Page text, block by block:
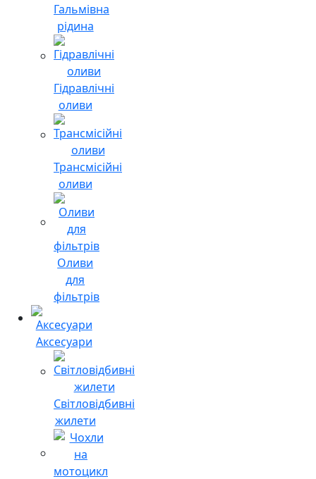
Гальмівна
рідина
Гідравлічні
оливи
Трансмісійні
оливи
Оливи
для
фільтрів
Аксесуари
Світловідбивні
жилети